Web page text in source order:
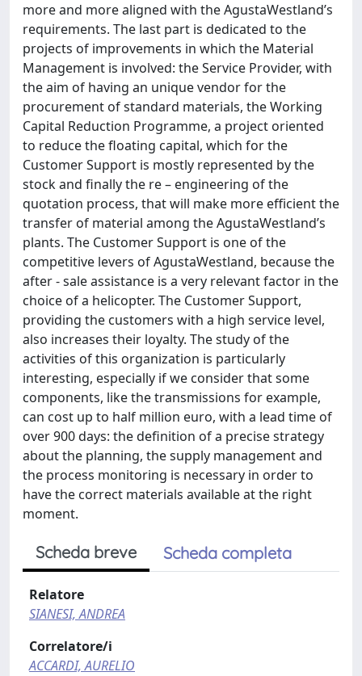
more and more aligned with the AgustaWestland’s
requirements. The last part is dedicated to the
projects of improvements in which the Material
Management is involved: the Service Provider, with
the aim of having an unique vendor for the
procurement of standard materials, the Working
Capital Reduction Programme, a project oriented
to reduce the floating capital, which for the
Customer Support is mostly represented by the
stock and finally the re – engineering of the
quotation process, that will make more efficient the
transfer of material among the AgustaWestland’s
plants. The Customer Support is one of the
competitive levers of AgustaWestland, because the
after - sale assistance is a very relevant factor in the
choice of a helicopter. The Customer Support,
providing the customers with a high service level,
also increases their loyalty. The study of the
activities of this organization is particularly
interesting, especially if we consider that some
components, like the transmissions for example,
can cost up to half million euro, with a lead time of
over 900 days: the definition of a precise strategy
about the planning, the supply management and
the process monitoring is necessary in order to
have the correct materials available at the right
moment.
Scheda breve Scheda completa
Relatore
SIANESI, ANDREA
Correlatore/i
ACCARDI, AURELIO